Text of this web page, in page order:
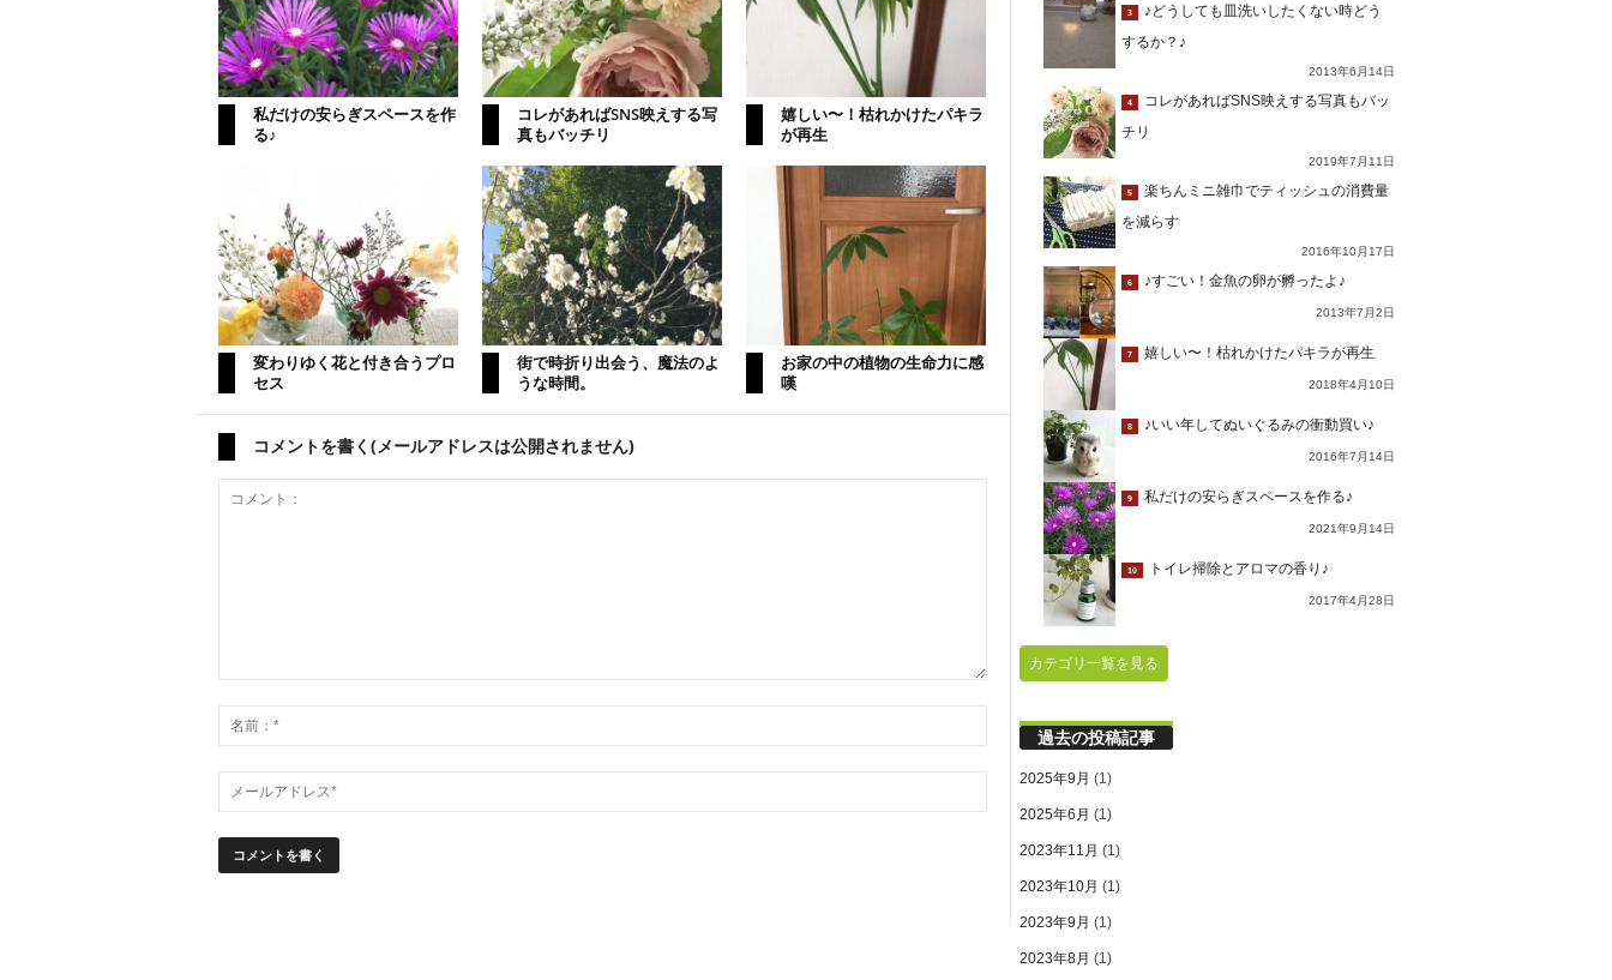
私だけの安らぎスペースを作
る♪
コレがあればSNS映えする写
真もバッチリ
嬉しい〜！枯れかけたパキラ
が再生
変わりゆく花と付き合うプロ
セス
街で時折り出会う、魔法のよ
うな時間。
お家の中の植物の生命力に感
嘆
コメントを書く(メールアドレスは公開されません)
3
♪どうしても皿洗いしたくない時どう
するか？♪
2013年6月14日
4
コレがあればSNS映えする写真もバッ
チリ
2019年7月11日
5
楽ちんミニ雑巾でティッシュの消費量
を減らす
2016年10月17日
6 ♪すごい！金魚の卵が孵ったよ♪
2013年7月2日
7 嬉しい〜！枯れかけたパキラが再生
2018年4月10日
8 ♪いい年してぬいぐるみの衝動買い♪
2016年7月14日
9 私だけの安らぎスペースを作る♪
2021年9月14日
10 トイレ掃除とアロマの香り♪
2017年4月28日
カテゴリ一覧を見る
過去の投稿記事
2025年9月 (1)
2025年6月 (1)
2023年11月 (1)
2023年10月 (1)
2023年9月 (1)
2023年8月 (1)